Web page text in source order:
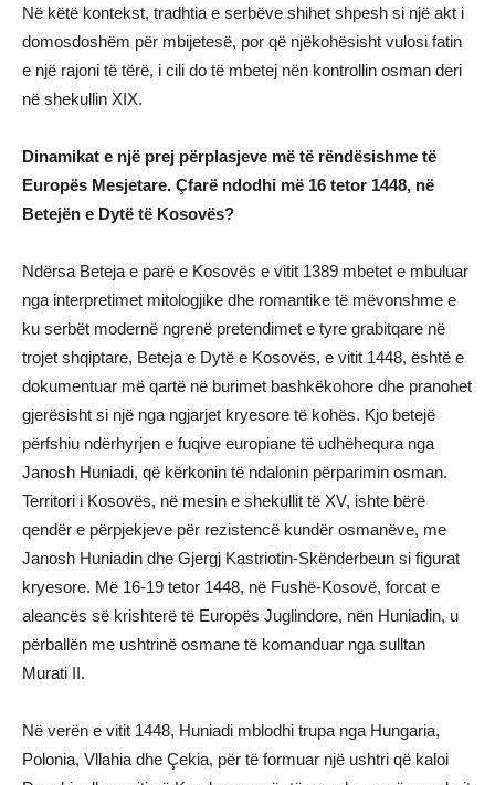
Në këtë kontekst, tradhtia e serbëve shihet shpesh si një akt i
domosdoshëm për mbijetesë, por që njëkohësisht vulosi fatin
e një rajoni të tërë, i cili do të mbetej nën kontrollin osman deri
në shekullin XIX.
Dinamikat e një prej përplasjeve më të rëndësishme të
Europës Mesjetare. Çfarë ndodhi më 16 tetor 1448, në
Betejën e Dytë të Kosovës?
Ndërsa Beteja e parë e Kosovës e vitit 1389 mbetet e mbuluar
nga interpretimet mitologjike dhe romantike të mëvonshme e
ku serbët modernë ngrenë pretendimet e tyre grabitqare në
trojet shqiptare, Beteja e Dytë e Kosovës, e vitit 1448, është e
dokumentuar më qartë në burimet bashkëkohore dhe pranohet
gjerësisht si një nga ngjarjet kryesore të kohës. Kjo betejë
përfshiu ndërhyrjen e fuqive europiane të udhëhequra nga
Janosh Huniadi, që kërkonin të ndalonin përparimin osman.
Territori i Kosovës, në mesin e shekullit të XV, ishte bërë
qendër e përpjekjeve për rezistencë kundër osmanëve, me
Janosh Huniadin dhe Gjergj Kastriotin-Skënderbeun si figurat
kryesore. Më 16-19 tetor 1448, në Fushë-Kosovë, forcat e
aleancës së krishterë të Europës Juglindore, nën Huniadin, u
përballën me ushtrinë osmane të komanduar nga sulltan
Murati II.
Në verën e vitit 1448, Huniadi mblodhi trupa nga Hungaria,
Polonia, Vllahia dhe Çekia, për të formuar një ushtri që kaloi